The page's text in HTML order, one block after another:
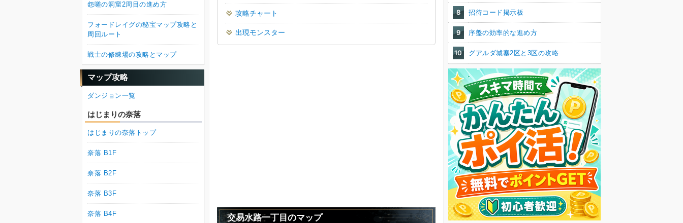
攻略チャート
出現モンスター
交易水路一丁目のマップ
8 招待コード掲示板
9 序盤の効率的な進め方
10 グアルダ城塞2区と3区の攻略
怨嗟の洞窟2周目の進め方
フォードレイグの秘宝マップ攻略と
周回ルート
戦士の修練場の攻略とマップ
マップ攻略
ダンジョン一覧
はじまりの奈落
はじまりの奈落トップ
奈落 B1F
奈落 B2F
奈落 B3F
奈落 B4F